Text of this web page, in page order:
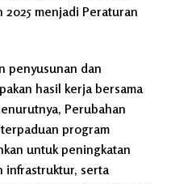
2025 menjadi Peraturan
penyusunan dan
hasil kerja bersama
Perubahan
program
untuk peningkatan
infrastruktur, serta